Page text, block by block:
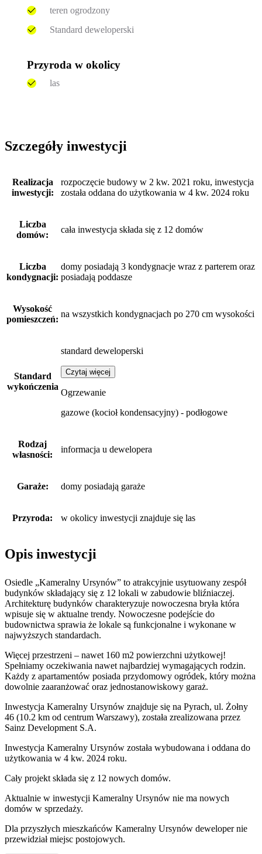
teren ogrodzony
Standard deweloperski
Przyroda w okolicy
las
Szczegóły inwestycji
Realizacja
inwestycji:
rozpoczęcie budowy w 2 kw. 2021 roku, inwestycja
została oddana do użytkowania w 4 kw. 2024 roku
Liczba
domów:
cała inwestycja składa się z 12 domów
Liczba
kondygnacji:
domy posiadają 3 kondygnacje wraz z parterem oraz
posiadają poddasze
Wysokość
pomieszczeń:
na wszystkich kondygnacjach po 270 cm wysokości
Standard
wykończenia
standard deweloperski
Czytaj więcej
Ogrzewanie
gazowe (kocioł kondensacyjny) - podłogowe
Rodzaj
własności:
informacja u dewelopera
Garaże: domy posiadają garaże
Przyroda: w okolicy inwestycji znajduje się las
Opis inwestycji
Osiedle „Kameralny Ursynów” to atrakcyjnie usytuowany zespół
budynków składający się z 12 lokali w zabudowie bliźniaczej.
Architekturę budynków charakteryzuje nowoczesna bryła która
wpisuje się w aktualne trendy. Nowoczesne podejście do
budownictwa sprawia że lokale są funkcjonalne i wykonane w
najwyższych standardach.
Więcej przestrzeni – nawet 160 m2 powierzchni użytkowej!
Spełniamy oczekiwania nawet najbardziej wymagających rodzin.
Każdy z apartamentów posiada przydomowy ogródek, który można
dowolnie zaaranżować oraz jednostanowiskowy garaż.
Inwestycja Kameralny Ursynów znajduje się na Pyrach, ul. Żołny
46 (10.2 km od centrum Warszawy), została zrealizowana przez
Sainz Development S.A.
Inwestycja Kameralny Ursynów została wybudowana i oddana do
użytkowania w 4 kw. 2024 roku.
Cały projekt składa się z 12 nowych domów.
Aktualnie w inwestycji Kameralny Ursynów nie ma nowych
domów w sprzedaży.
Dla przyszłych mieszkańców Kameralny Ursynów deweloper nie
przewidział miejsc postojowych.